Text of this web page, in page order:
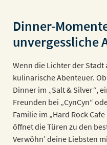
Dinner-
unvergessliche
Wenn die Lichter der
kulinarische Abenteuer.
Dinner im „Salt & Silver“,
Freunden bei „CynCyn“
Familie im „Hard Rock
öffnet die Türen zu den
Verwöhn’ deine Liebsten